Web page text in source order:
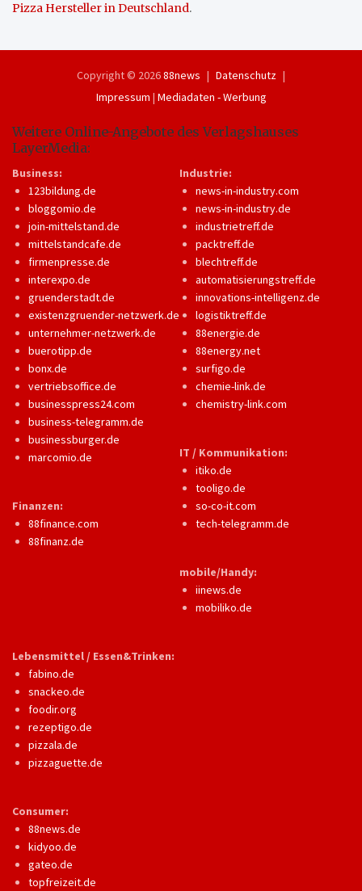
Pizza Hersteller in Deutschland.
Copyright © 202688news
Datenschutz
Impressum | Mediadaten - Werbung
Weitere Online-Angebote des Verlagshauses
LayerMedia:
Business:
123bildung.de
bloggomio.de
join-mittelstand.de
mittelstandcafe.de
firmenpresse.de
interexpo.de
gruenderstadt.de
existenzgruender-netzwerk.de
unternehmer-netzwerk.de
buerotipp.de
bonx.de
vertriebsoffice.de
businesspress24.com
business-telegramm.de
businessburger.de
marcomio.de
Finanzen:
88finance.com
88finanz.de
Industrie:
news-in-industry.com
news-in-industry.de
industrietreff.de
packtreff.de
blechtreff.de
automatisierungstreff.de
innovations-intelligenz.de
logistiktreff.de
88energie.de
88energy.net
surfigo.de
chemie-link.de
chemistry-link.com
IT / Kommunikation:
itiko.de
tooligo.de
so-co-it.com
tech-telegramm.de
mobile/Handy:
iinews.de
mobiliko.de
Lebensmittel / Essen&Trinken:
fabino.de
snackeo.de
foodir.org
rezeptigo.de
pizzala.de
pizzaguette.de
Consumer:
88news.de
kidyoo.de
gateo.de
topfreizeit.de